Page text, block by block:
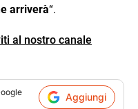
arriverà“.
al nostro canale
Aggiungi